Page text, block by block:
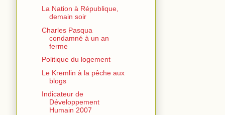
La Nation à République,
demain soir
Charles Pasqua
condamné à un an
ferme
Politique du logement
Le Kremlin à la pêche aux
blogs
Indicateur de
Développement
Humain 2007